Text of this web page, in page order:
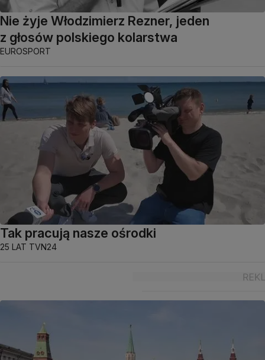
Nie żyje Włodzimierz Rezner, jeden
z głosów polskiego kolarstwa
EUROSPORT
Tak pracują nasze ośrodki
25 LAT TVN24